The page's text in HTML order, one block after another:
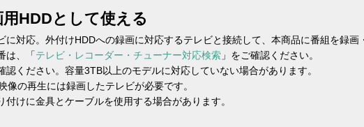
HDDとして使える
に対応。外付けHDDへの録画に対応するテレビと接続して、本商品に番組を録
は、「テレビ・レコーダー・チューナー対応検索 」をご確認ください。
ください。容量3TB以上のモデルに対応していない場合があります。
像の再生には録画したテレビが必要です。
けに金具とケーブルを使用する場合があります。